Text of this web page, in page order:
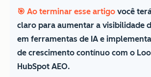
🎯 Ao terminar esse artigo você
claro para aumentar a visibilidade
em ferramentas de IA e
de crescimento contínuo com o
HubSpot AEO.